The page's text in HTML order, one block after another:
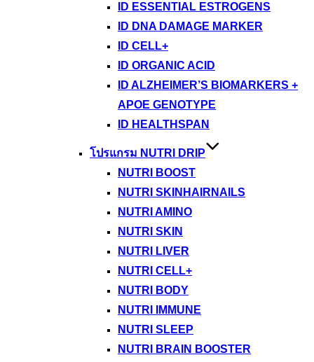
ID ESSENTIAL ESTROGENS
ID DNA DAMAGE MARKER
ID CELL+
ID ORGANIC ACID
ID ALZHEIMER’S BIOMARKERS +
APOE GENOTYPE
ID HEALTHSPAN
โปรแกรม NUTRI DRIP
NUTRI BOOST
NUTRI SKINHAIRNAILS
NUTRI AMINO
NUTRI SKIN
NUTRI LIVER
NUTRI CELL+
NUTRI BODY
NUTRI IMMUNE
NUTRI SLEEP
NUTRI BRAIN BOOSTER